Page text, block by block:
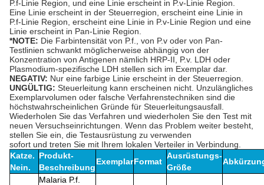
P.f-Linie Region, und eine Linie erscheint in P.v-Linie Region.
Eine Linie erscheint in der Steuerregion, erscheint eine Linie in
P.f-Linie Region, erscheint eine Linie in P.v-Linie Region und eine
Linie erscheint in Pan-Linie Region.
*NOTE: Die Farbintensität von P.f., von P.v oder von Pan-
Testlinien schwankt möglicherweise abhängig von der
Konzentration von Antigenen nämlich HRP-II, P.v. LDH oder
Plasmodium-spezifische LDH stellen sich im Exemplar dar.
NEGATIV: Nur eine farbige Linie erscheint in der Steuerregion.
UNGÜLTIG: Steuerleitung kann erscheinen nicht. Unzulängliches
Exemplarvolumen oder falsche Verfahrenstechniken sind die
höchstwahrscheinlichen Gründe für Steuerleitungsausfall.
Wiederholen Sie das Verfahren und wiederholen Sie den Test mit
neuen Versuchseinrichtungen. Wenn das Problem weiter besteht,
stellen Sie ein, die Testausrüstung zu verwenden
sofort und treten Sie mit Ihrem lokalen Verteiler in Verbindung.
Katze.
Nein.
Produkt-
Beschreibung
ExemplarFormat
Ausrüstungs-
Größe
Malaria P.f.